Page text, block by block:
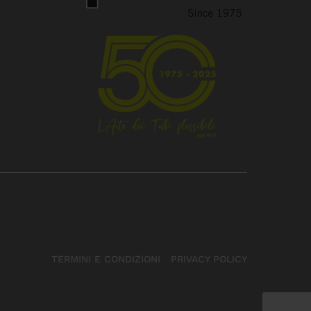
TERMINI E CONDIZIONI PRIVACY POLICY